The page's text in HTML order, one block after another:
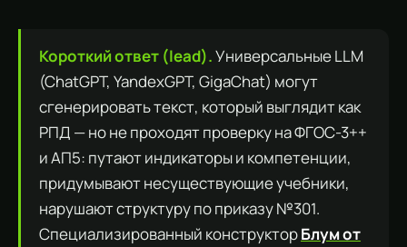
Короткий ответ (lead).Универсальные LLM
(ChatGPT, YandexGPT, GigaChat) могут
сгенерировать текст, который выглядит как
РПД — но не проходят проверку на ФГОС-3++
и АП5: путают индикаторы и компетенции,
придумывают несуществующие учебники,
нарушают структуру по приказу №301.
Специализированный конструкторБлум от